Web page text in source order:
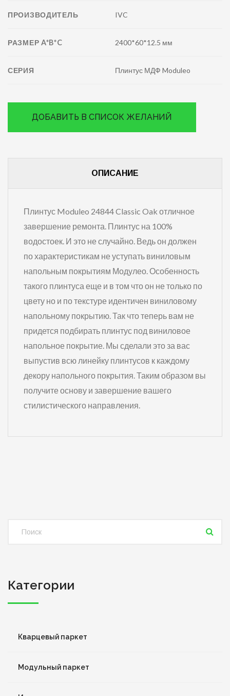
ПРОИЗВОДИТЕЛЬ IVC
РАЗМЕР A*B*C 2400*60*12.5 мм
СЕРИЯ Плинтус МДФ Moduleo
ДОБАВИТЬ В СПИСОК ЖЕЛАНИЙ
ОПИСАНИЕ
Плинтус Moduleo 24844 Classic Oak отличное
завершение ремонта. Плинтус на 100%
водостоек. И это не случайно. Ведь он должен
по характеристикам не уступать виниловым
напольным покрытиям Модулео. Особенность
такого плинтуса еще и в том что он не только по
цвету но и по текстуре идентичен виниловому
напольному покрытию. Так что теперь вам не
придется подбирать плинтус под виниловое
напольное покрытие. Мы сделали это за вас
выпустив всю линейку плинтусов к каждому
декору напольного покрытия. Таким образом вы
получите основу и завершение вашего
стилистического направления.
Категории
Кварцевый паркет
Модульный паркет